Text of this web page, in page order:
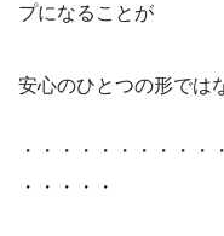
プになることが
安心のひとつの形では
・・・・・・・・・・
・・・・・